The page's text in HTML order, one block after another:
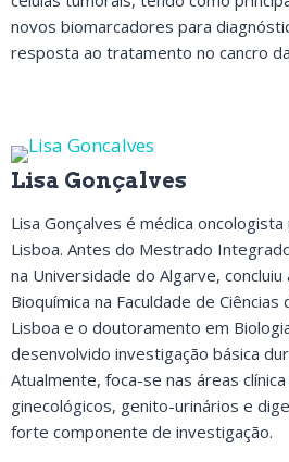
novos biomarcadores para
resposta ao tratamento no cancro
Lisa Gonçalves
Lisa Gonçalves é médica oncologista
Lisboa. Antes do Mestrado
na Universidade do Algarve, concluiu
Bioquímica na Faculdade de
Lisboa e o doutoramento em
desenvolvido investigação básica
Atualmente, foca-se nas áreas
ginecológicos, genito-urinários e
forte componente de investigação.